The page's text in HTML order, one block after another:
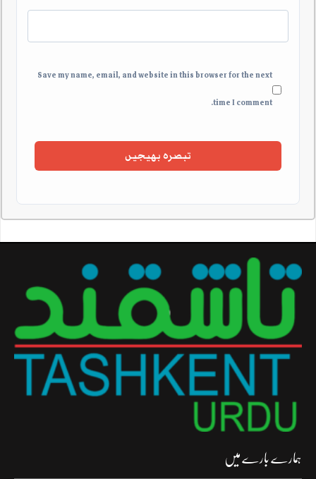
Save my name, email, and website in this browser for the next
time I comment.
ہمارے بارے میں